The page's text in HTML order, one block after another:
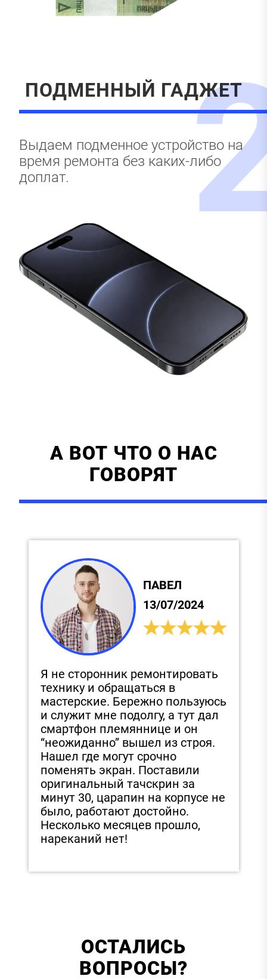
ПОДМЕННЫЙ ГАДЖЕТ
Выдаем подменное устройство на
время ремонта без каких-либо
доплат.
А ВОТ ЧТО О НАС
ГОВОРЯТ
ПАВЕЛ
13/07/2024
Я не сторонник ремонтировать
технику и обращаться в
мастерские. Бережно пользуюсь
и служит мне подолгу, а тут дал
смартфон племяннице и он
“неожиданно” вышел из строя.
Нашел где могут срочно
поменять экран. Поставили
оригинальный тачскрин за
минут 30, царапин на корпусе не
было, работают достойно.
Несколько месяцев прошло,
нареканий нет!
ОСТАЛИСЬ
ВОПРОСЫ?